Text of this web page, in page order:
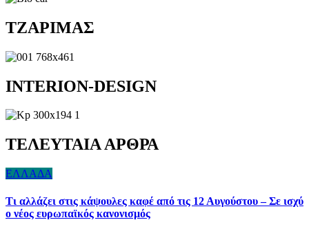
TZAΡΙΜΑΣ
INTERION-DESIGN
ΤΕΛΕΥΤΑΙΑ ΑΡΘΡΑ
ΕΛΛΑΔΑ
Τι αλλάζει στις κάψουλες καφέ από τις 12 Αυγούστου – Σε ισχύ
ο νέος ευρωπαϊκός κανονισμός